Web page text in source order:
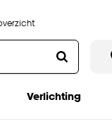
Verlichting